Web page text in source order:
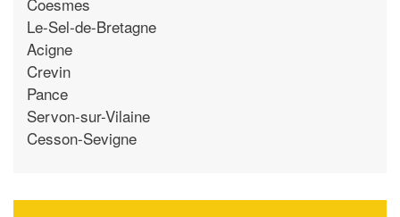
Le-Sel-de-Bretagne
Acigne
Crevin
Pance
Servon-sur-Vilaine
Cesson-Sevigne